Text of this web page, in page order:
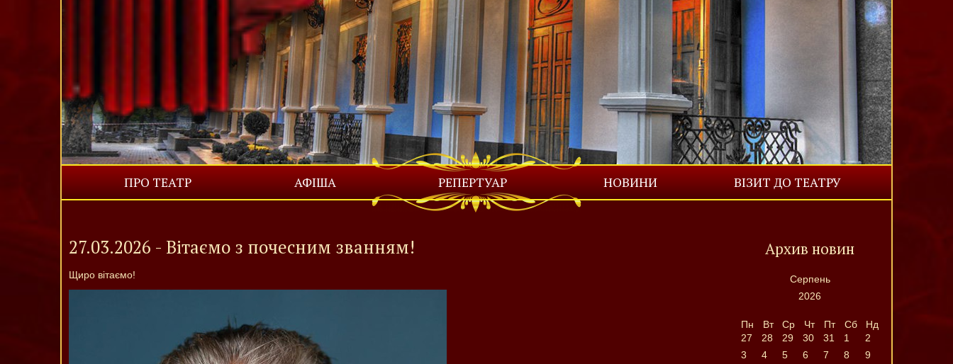
ПРО ТЕАТР АФІША РЕПЕРТУАР НОВИНИ ВІЗИТ ДО ТЕАТРУ
Архив новин
Серпень
2026
Пн Вт Ср Чт Пт Сб
Нд
27
28 29 30 31 1
2
3
4 5 6 7 8
9
27.03.2026 - Вітаємо з почесним званням!
Щиро вітаємо!